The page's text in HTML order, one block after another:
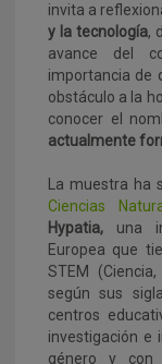
invita a
y la tecnología,
avance del
importancia de
obstáculo a la
conocer el
actualmente
La muestra ha
Ciencias
Hypatia, una
Europea que
STEM
según sus
centros
investigación e
género y con